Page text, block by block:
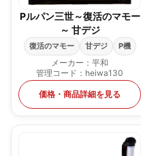
Pルパン三世～復活のマモー
～ 甘デジ
復活のマモー 甘デジ P機
メーカー：平和
管理コード：heiwa130
価格・商品詳細を見る